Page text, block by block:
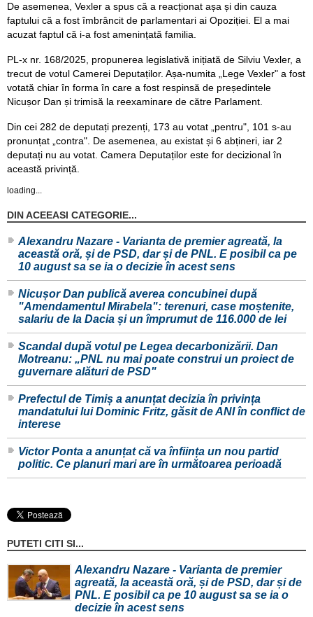
De asemenea, Vexler a spus că a reacționat așa și din cauza
faptului că a fost îmbrâncit de parlamentari ai Opoziției. El a mai
acuzat faptul că i-a fost amenințată familia.
PL-x nr. 168/2025, propunerea legislativă inițiată de Silviu Vexler, a
trecut de votul Camerei Deputaților. Așa-numita „Lege Vexler" a fost
votată chiar în forma în care a fost respinsă de președintele
Nicușor Dan și trimisă la reexaminare de către Parlament.
Din cei 282 de deputați prezenți, 173 au votat „pentru", 101 s-au
pronunțat „contra". De asemenea, au existat și 6 abțineri, iar 2
deputați nu au votat. Camera Deputaților este for decizional în
această privință.
loading...
DIN ACEEASI CATEGORIE...
Alexandru Nazare - Varianta de premier agreată, la
această oră, și de PSD, dar și de PNL. E posibil ca pe
10 august sa se ia o decizie în acest sens
Nicușor Dan publică averea concubinei după
"Amendamentul Mirabela": terenuri, case moștenite,
salariu de la Dacia și un împrumut de 116.000 de lei
Scandal după votul pe Legea decarbonizării. Dan
Motreanu: „PNL nu mai poate construi un proiect de
guvernare alături de PSD"
Prefectul de Timiș a anunțat decizia în privința
mandatului lui Dominic Fritz, găsit de ANI în conflict de
interese
Victor Ponta a anunțat că va înființa un nou partid
politic. Ce planuri mari are în următoarea perioadă
PUTETI CITI SI...
Alexandru Nazare - Varianta de premier
agreată, la această oră, și de PSD, dar și de
PNL. E posibil ca pe 10 august sa se ia o
decizie în acest sens